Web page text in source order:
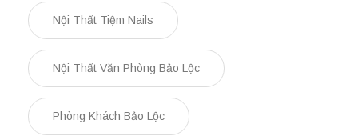
Nội Thất Tiệm Nails
Nội Thất Văn Phòng Bảo Lộc
Phòng Khách Bảo Lộc